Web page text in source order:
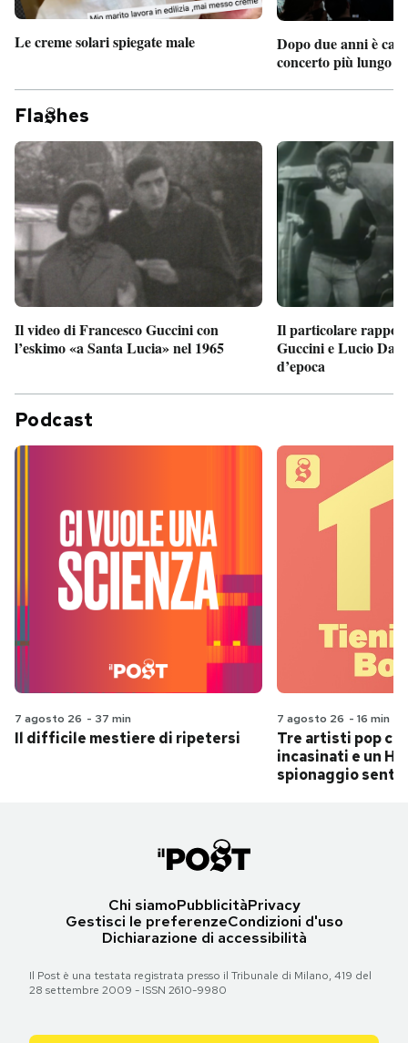
Le creme solari spiegate male
Dopo due anni è
concerto più lungo
Fla hes
Il video di Francesco Guccini con
l’eskimo «a Santa Lucia» nel 1965
Il particolare
Guccini e Lucio
d’epoca
Podcast
7 agosto 26 - 37 min
Il difficile mestiere di ripetersi
7 agosto 26 - 16 min
Tre artisti pop
incasinati e un
spionaggio
Chi siamoPubblicitàPrivacy
Gestisci le preferenzeCondizioni d'uso
Dichiarazione di accessibilità
Il Post è una testata registrata presso il Tribunale di Milano, 419 del
28 settembre 2009 - ISSN 2610-9980